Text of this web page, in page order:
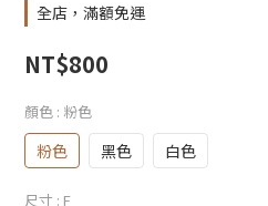
全店，滿額免運
NT$800
顏色 : 粉色
粉色 黑色 白色
尺寸 : F